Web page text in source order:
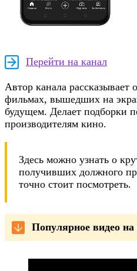
Перейти на канал
Автор канала рассказывает
фильмах, вышедших на
будущем. Делает подборки
производителям кино.
Здесь можно узнать о
получивших должного
точно стоит посмотреть.
Популярное видео